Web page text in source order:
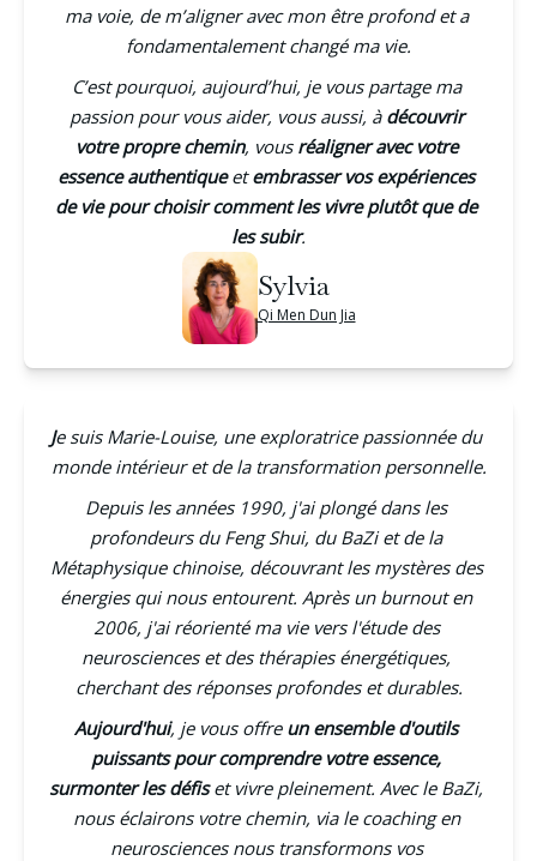
ma voie, de m’aligner avec mon être profond et a
fondamentalement changé ma vie.
C’est pourquoi, aujourd’hui, je vous partage ma
passion pour vous aider, vous aussi, à découvrir
votre propre chemin, vous réaligner avec votre
essence authentique et embrasser vos expériences
de vie pour choisir comment les vivre plutôt que de
les subir.
Sylvia
Qi Men Dun Jia
Je suis Marie-Louise, une exploratrice passionnée du
monde intérieur et de la transformation personnelle.
Depuis les années 1990, j'ai plongé dans les
profondeurs du Feng Shui, du BaZi et de la
Métaphysique chinoise, découvrant les mystères des
énergies qui nous entourent. Après un burnout en
2006, j'ai réorienté ma vie vers l'étude des
neurosciences et des thérapies énergétiques,
cherchant des réponses profondes et durables.
Aujourd'hui, je vous offre un ensemble d'outils
puissants pour comprendre votre essence,
surmonter les défis et vivre pleinement. Avec le BaZi,
nous éclairons votre chemin, via le coaching en
neurosciences nous transformons vos